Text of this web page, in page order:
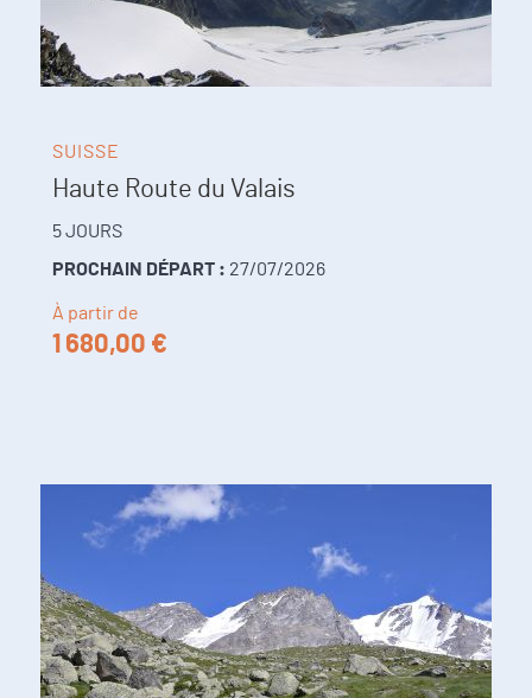
SUISSE
Haute Route du Valais
5 JOURS
PROCHAIN DÉPART : 27/07/2026
À partir de
1 680,00 €